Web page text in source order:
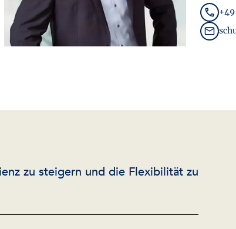
zu steigern und die Flexibilität zu